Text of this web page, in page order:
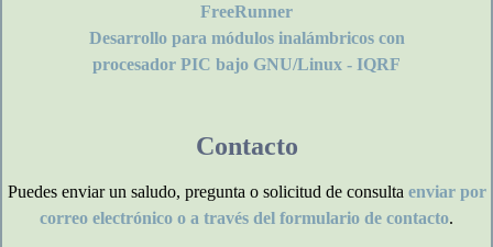
FreeRunner
Desarrollo para módulos inalámbricos con
procesador PIC bajo GNU/Linux - IQRF
Contacto
Puedes enviar un saludo, pregunta o solicitud de consulta enviar por
correo electrónico o a través del formulario de contacto.